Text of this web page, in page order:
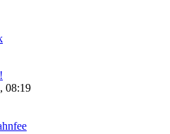
08:19